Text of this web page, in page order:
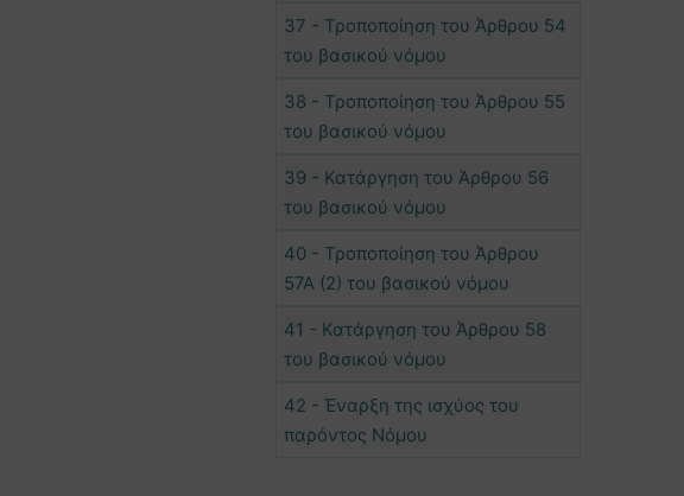
37 - Τροποποίηση του Άρθρου 54
του βασικού νόμου
38 - Τροποποίηση του Άρθρου 55
του βασικού νόμου
39 - Κατάργηση του Άρθρου 56
του βασικού νόμου
40 - Τροποποίηση του Άρθρου
57Α (2) του βασικού νόμου
41 - Κατάργηση του Άρθρου 58
του βασικού νόμου
42 - Έναρξη της ισχύος του
παρόντος Νόμου